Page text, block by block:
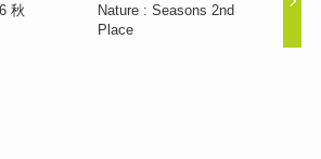
秋
Nature : Seasons 2nd
Place